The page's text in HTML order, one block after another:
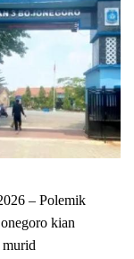
– Polemik
kian
murid